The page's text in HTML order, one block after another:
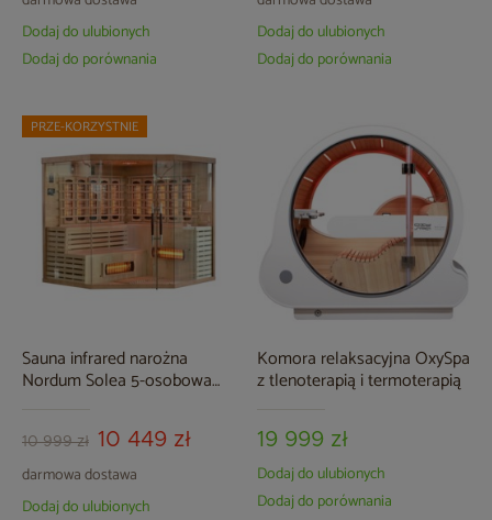
Dodaj do ulubionych
Dodaj do porównania
Dodaj do ulubionych
Dodaj do porównania
Sauna infrared narożna
Nordum Solea 5-osobowa
10 999 zł 10 449 zł
darmowa dostawa
PRZE-KORZYSTNIE
Dodaj do ulubionych
Komora relaksacyjna OxySpa
z tlenoterapią i termoterapią
19 999 zł
Dodaj do ulubionych
Dodaj do porównania